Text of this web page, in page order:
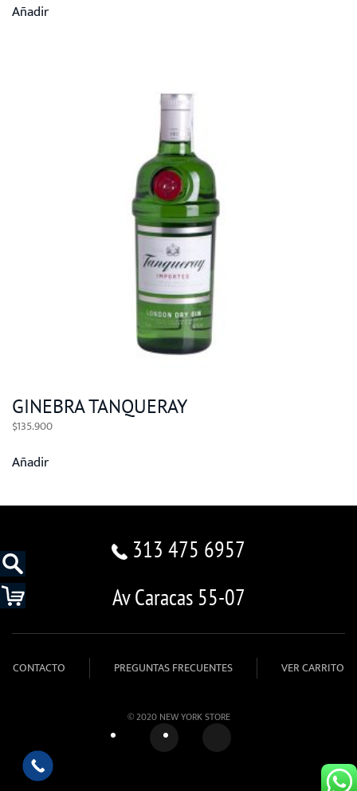
Añadir
GINEBRA TANQUERAY
$135.900
Añadir
313 475 6957
Av Caracas 55-07
CONTACTO PREGUNTAS FRECUENTES VER CARRITO
© 2020 NEW YORK STORE